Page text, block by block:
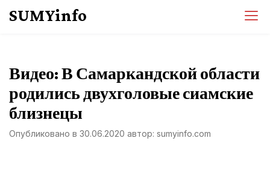
SUMYinfo
Видео: В Самаркандской области
родились двухголовые сиамские
близнецы
Опубликовано в 30.06.2020 автор: sumyinfo.com